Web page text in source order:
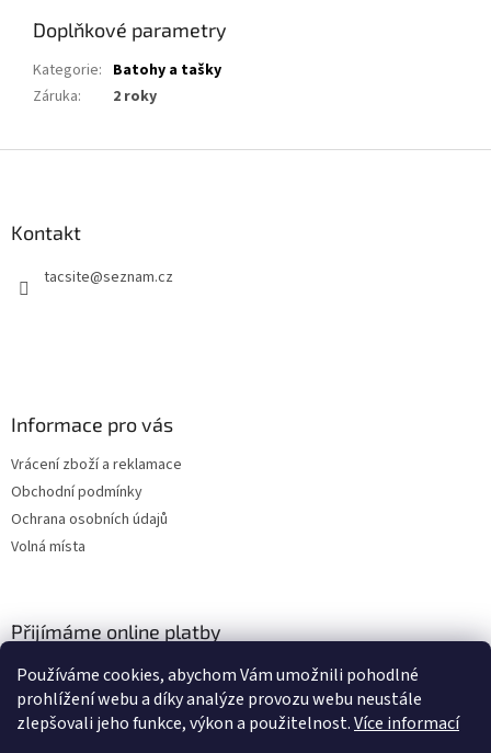
Používáme cookies, abychom Vám umožnili pohodlné
prohlížení webu a díky analýze provozu webu neustále
zlepšovali jeho funkce, výkon a použitelnost.Více informací
Doplňkové parametry
Kategorie: Batohy a tašky
Záruka: 2 roky
Kontakt
tacsite@seznam.cz
Informace pro vás
Vrácení zboží a reklamace
Obchodní podmínky
Ochrana osobních údajů
Volná místa
Přijímáme online platby